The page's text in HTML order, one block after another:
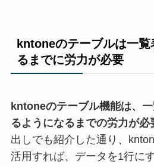
kntoneのテーブルは一
るまでに労力が必要
kntoneのテーブル機能は、
るようになるまでの労力が必
出しでも紹介した通り、
活用すれば、データを1行に